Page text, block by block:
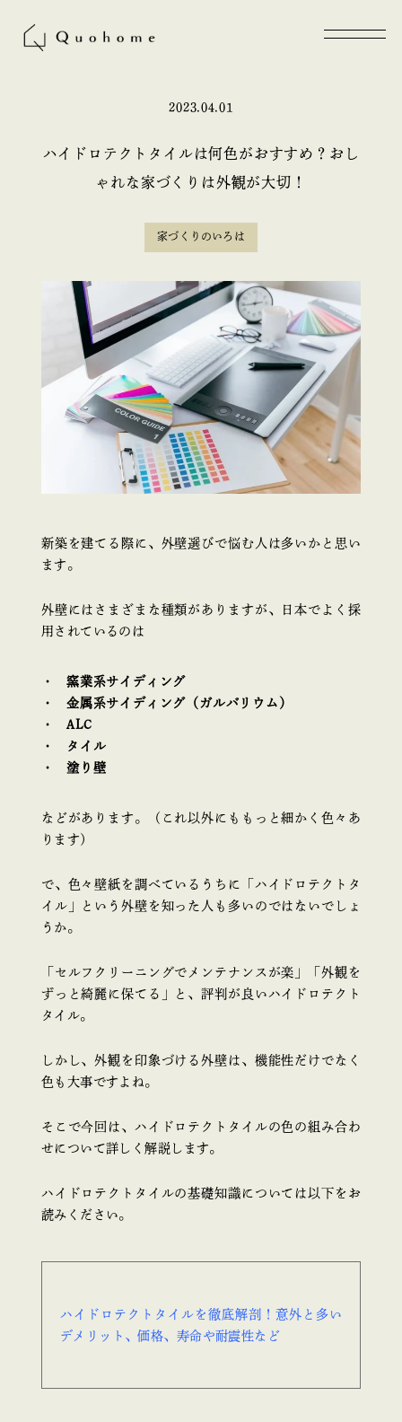
2023.04.01
ハイドロテクトタイルは何色がおすすめ？おし
ゃれな家づくりは外観が大切！
家づくりのいろは
新築を建てる際に、外壁選びで悩む人は多いかと思い
ます。
外壁にはさまざまな種類がありますが、日本でよく採
用されているのは
窯業系サイディング
金属系サイディング（ガルバリウム）
ALC
タイル
塗り壁
などがあります。（これ以外にももっと細かく色々あ
ります）
で、色々壁紙を調べているうちに「 ハイドロテクトタ
イル 」という外壁を知った人も多いのではないでしょ
うか。
「セルフクリーニングでメンテナンスが楽」「外観を
ずっと綺麗に保てる」と、評判が良いハイドロテクト
タイル。
しかし、外観を印象づける外壁は、機能性だけでなく
色も大事ですよね。
そこで今回は、ハイドロテクトタイルの色の組み合わ
せについて詳しく解説します。
ハイドロテクトタイルの基礎知識については以下をお
読みください。
ハイドロテクトタイルを徹底解剖！意外と多い
デメリット、価格、寿命や耐震性など